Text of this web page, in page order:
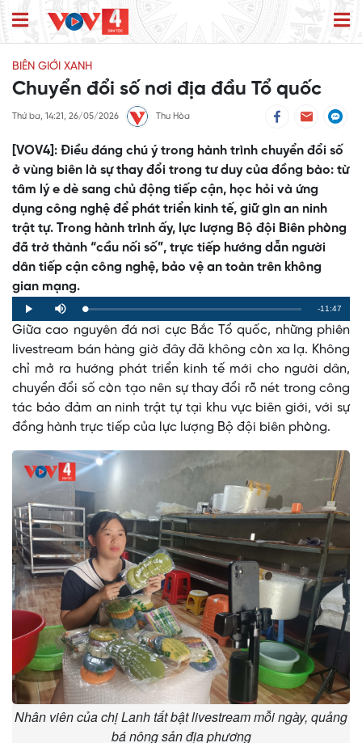
BIÊN GIỚI XANH
Chuyển đổi số nơi địa đầu Tổ quốc
Thứ ba, 14:21, 26/05/2026 Thu Hòa
[VOV4]: Điều đáng chú ý trong hành trình chuyển đổi số
ở vùng biên là sự thay đổi trong tư duy của đồng bào: từ
tâm lý e dè sang chủ động tiếp cận, học hỏi và ứng
dụng công nghệ để phát triển kinh tế, giữ gìn an ninh
trật tự. Trong hành trình ấy, lực lượng Bộ đội Biên phòng
đã trở thành “cầu nối số”, trực tiếp hướng dẫn người
dân tiếp cận công nghệ, bảo vệ an toàn trên không
gian mạng.
Play Mute Loaded:
0%
Progress:
0%
Remaining
Time
-11:47
Giữa cao nguyên đá nơi cực Bắc Tổ quốc, những phiên
livestream bán hàng giờ đây đã không còn xa lạ. Không
chỉ mở ra hướng phát triển kinh tế mới cho người dân,
chuyển đổi số còn tạo nên sự thay đổi rõ nét trong công
tác bảo đảm an ninh trật tự tại khu vực biên giới, với sự
đồng hành trực tiếp của lực lượng Bộ đội biên phòng.
Nhân viên của chị Lanh tất bật livestream mỗi ngày, quảng
bá nông sản địa phương